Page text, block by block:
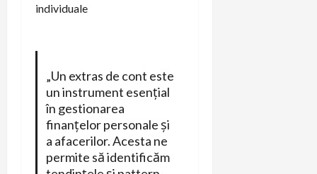
individuale
„Un extras de cont este
un instrument esențial
în gestionarea
finanțelor personale și
a afacerilor. Acesta ne
permite să identificăm